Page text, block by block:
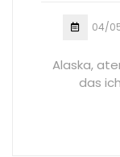
04/
Alaska,
das